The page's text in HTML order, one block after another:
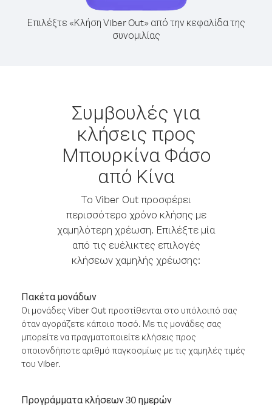
Επιλέξτε «Κλήση Viber Out» από την κεφαλίδα της
συνομιλίας
Συμβουλές για
κλήσεις προς
Μπουρκίνα Φάσο
από Κίνα
Το Viber Out προσφέρει
περισσότερο χρόνο κλήσης με
χαμηλότερη χρέωση. Επιλέξτε μία
από τις ευέλικτες επιλογές
κλήσεων χαμηλής χρέωσης:
Πακέτα μονάδων
Οι μονάδες Viber Out προστίθενται στο υπόλοιπό σας
όταν αγοράζετε κάποιο ποσό. Με τις μονάδες σας
μπορείτε να πραγματοποιείτε κλήσεις προς
οποιονδήποτε αριθμό παγκοσμίως με τις χαμηλές τιμές
του Viber.
Προγράμματα κλήσεων 30 ημερών